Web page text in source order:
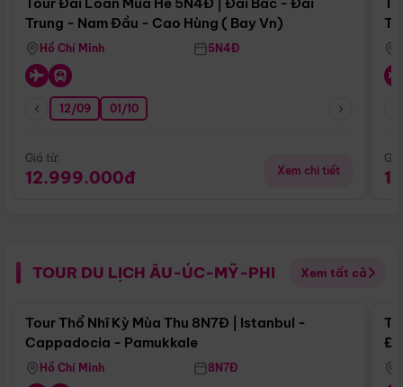
Trung - Nam Đầu - Cao Hùng ( Bay Vn)
Hồ Chí Minh 5N4Đ
12/09 01/10
Giá từ:
12.999.000đ Xem chi tiết
TOUR DU LỊCH ÂU-ÚC-MỸ-PHI Xem tất cả
Điểm nổi bật
Tour Thổ Nhĩ Kỳ Mùa Thu 8N7Đ | Istanbul -
Cappadocia - Pamukkale
Hồ Chí Minh 8N7Đ